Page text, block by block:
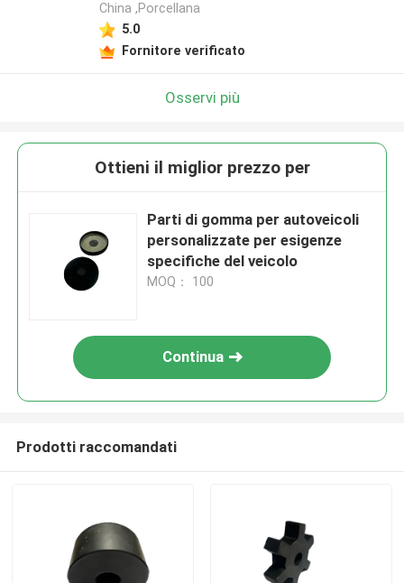
China ,Porcellana
5.0
Fornitore verificato
Osservi più
Ottieni il miglior prezzo per
Parti di gomma per autoveicoli
personalizzate per esigenze
specifiche del veicolo
MOQ： 100
Continua
Prodotti raccomandati